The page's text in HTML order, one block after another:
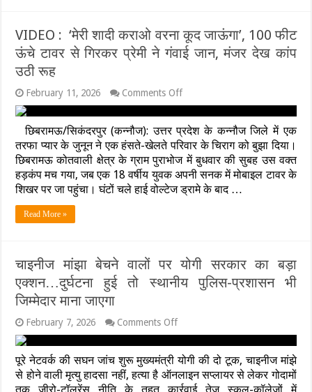
VIDEO : ‘मेरी शादी कराओ वरना कूद जाऊंगा’, 100 फीट
ऊंचे टावर से गिरकर प्रेमी ने गंवाई जान, मंजर देख कांप
उठी रूह
February 11, 2026 Comments Offon
VIDEO
:
‘मेरी
शादी
कराओ
वरना
कूद
जाऊंगा’,
100
गिरकर
प्रेमी
ने
गंवाई
कांप
उठी
रूह
छिबरामऊ/सिकंदरपुर (कन्नौज): उत्तर प्रदेश के कन्नौज जिले में एक
तरफा प्यार के जुनून ने एक हंसते-खेलते परिवार के चिराग को बुझा दिया।
छिबरामऊ कोतवाली क्षेत्र के ग्राम पुराभोज में बुधवार की सुबह उस वक्त
हड़कंप मच गया, जब एक 18 वर्षीय युवक अपनी सनक में मोबाइल टावर के
शिखर पर जा पहुंचा। घंटों चले हाई वोल्टेज ड्रामे के बाद …
Read More »
चाइनीज मांझा बेचने वालों पर योगी सरकार का बड़ा
एक्शन…दुर्घटना हुई तो स्थानीय पुलिस-प्रशासन भी
जिम्मेदार माना जाएगा
February 7, 2026 Comments Offon
चाइनीज
मांझा
बेचने
वालों
पर
पूरे नेटवर्क की सघन जांच शुरू मुख्यमंत्री योगी की दो टूक, चाइनीज मांझे
से होने वाली मृत्यु हादसा नहीं, हत्या है ऑनलाइन सप्लायर से लेकर गोदामों
तक जीरो-टॉलरेंस नीति के तहत कार्रवाई तेज स्कूल-कॉलेजों में